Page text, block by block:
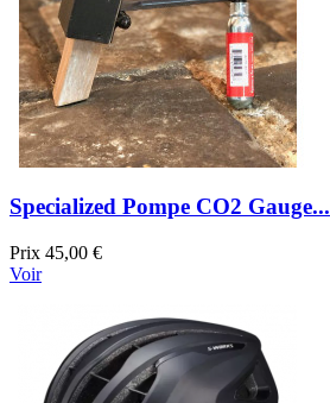
Specialized Pompe CO2 Gauge...
Prix 45,00 €
Voir